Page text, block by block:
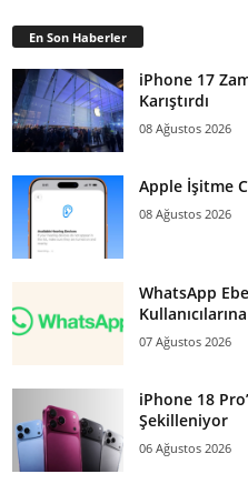
En Son Haberler
iPhone 17
Karıştırdı
08 Ağustos 2026
Apple İşitme
08 Ağustos 2026
WhatsApp
07 Ağustos 2026
iPhone 18
Şekilleniyor
06 Ağustos 2026